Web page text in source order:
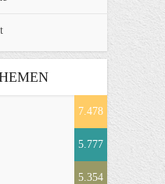
7.478
5.777
5.354